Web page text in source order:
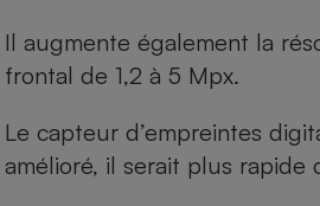
Il augmente également la
frontal de 1,2 à 5 Mpx.
Le capteur d’empreintes
amélioré, il serait plus rapide